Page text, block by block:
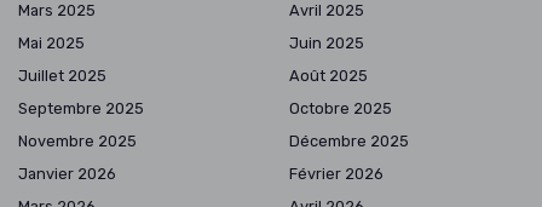
Mars 2025
Avril 2025
Mai 2025
Juin 2025
Juillet 2025
Août 2025
Septembre 2025
Octobre 2025
Novembre 2025
Décembre 2025
Janvier 2026
Février 2026